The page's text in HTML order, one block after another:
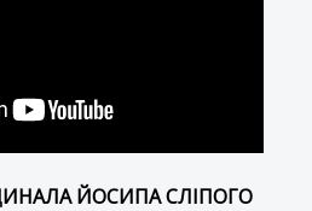
ЙОСИПА СЛІПОГО